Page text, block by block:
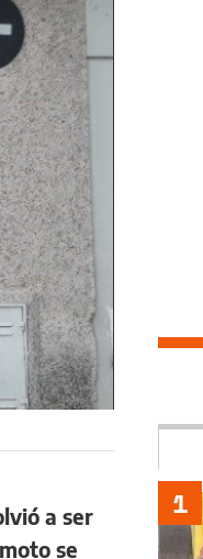
a ser
se
1